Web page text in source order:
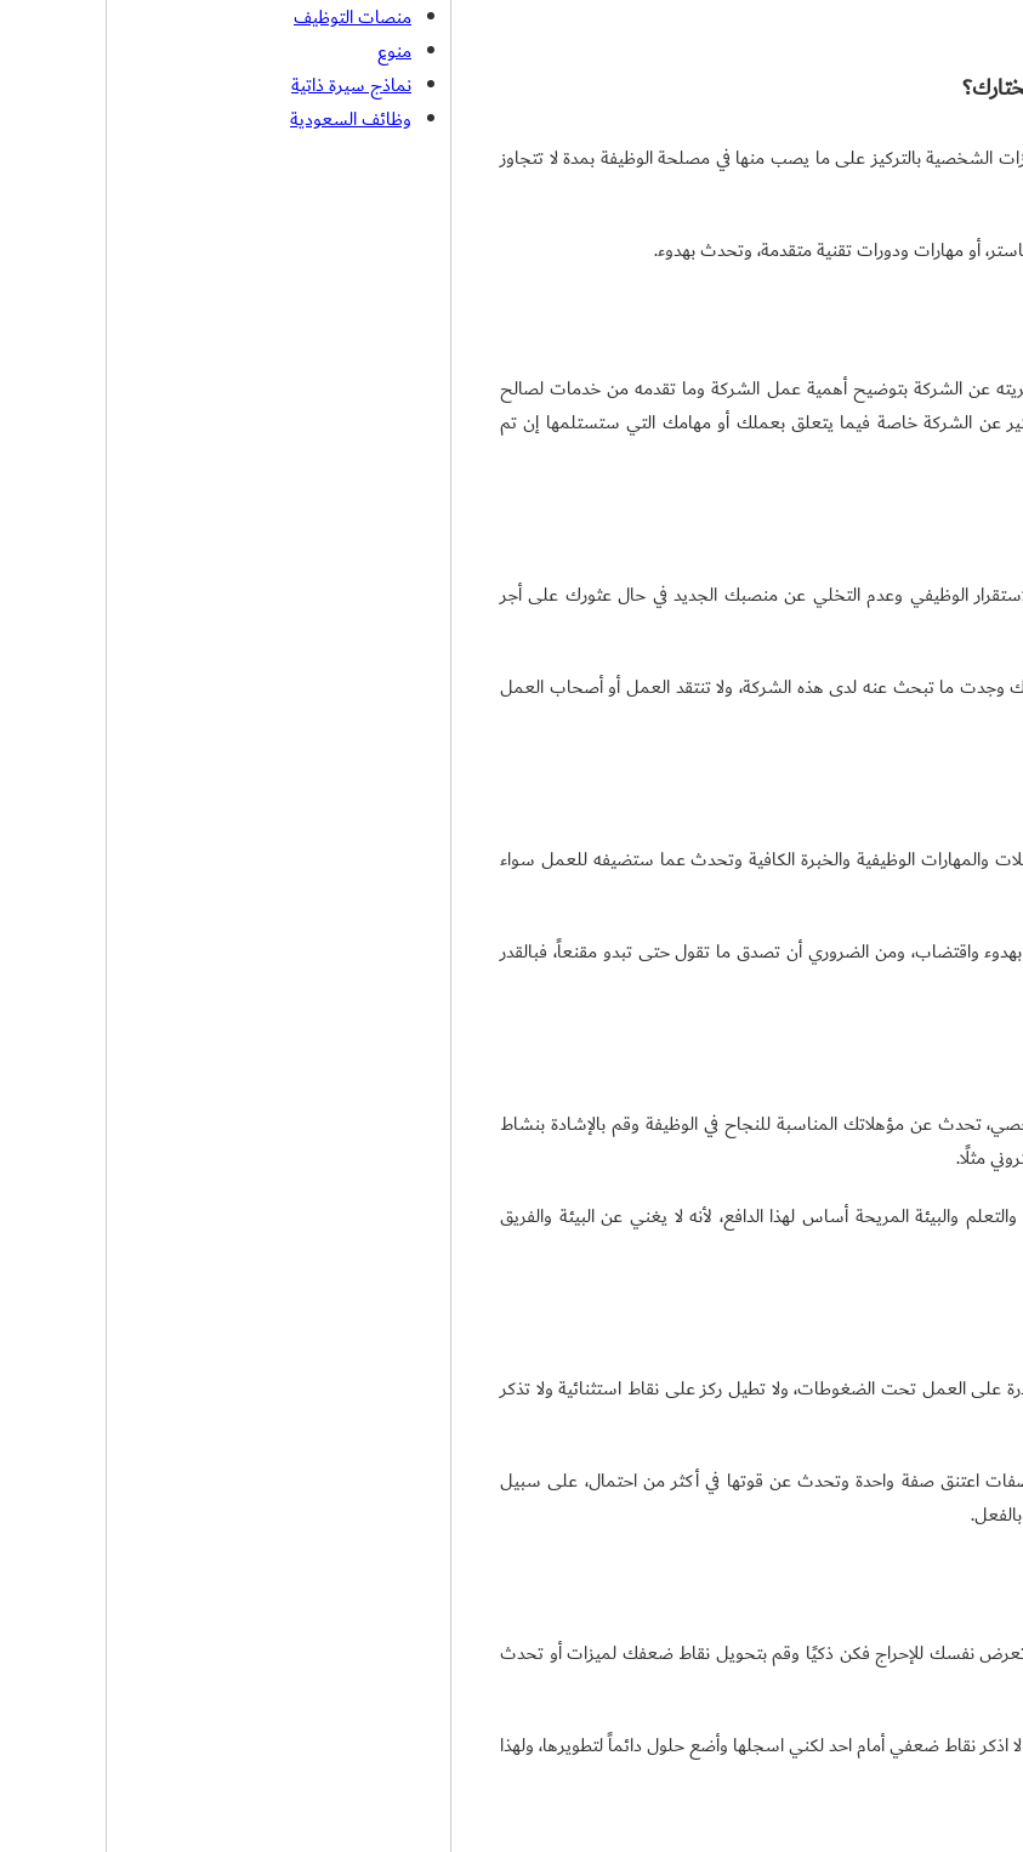
الشخصية بالتركيز على ما يصب منها في مصلحة الوظيفة بمدة لا تتجاوز
أو مهارات ودورات تقنية متقدمة، وتحدث بهدوء.
عن الشركة بتوضيح أهمية عمل الشركة وما تقدمه من خدمات لصالح
عن الشركة خاصة فيما يتعلق بعملك أو مهامك التي ستستلمها إن تم
الوظيفي وعدم التخلي عن منصبك الجديد في حال عثورك على أجر
ما تبحث عنه لدى هذه الشركة، ولا تنتقد العمل أو أصحاب العمل
الوظيفية والخبرة الكافية وتحدث عما ستضيفه للعمل سواء
واقتضاب، ومن الضروري أن تصدق ما تقول حتى تبدو مقنعاً، فبالقدر
تحدث عن مؤهلاتك المناسبة للنجاح في الوظيفة وقم بالإشادة بنشاط
مثلًا.
والبيئة المريحة أساس لهذا الدافع، لأنه لا يغني عن البيئة والفريق
على العمل تحت الضغوطات، ولا تطيل ركز على نقاط استثنائية ولا تذكر
اعتنق صفة واحدة وتحدث عن قوتها في أكثر من احتمال، على سبيل
تعرض نفسك للإحراج فكن ذكيًا وقم بتحويل نقاط ضعفك لميزات أو تحدث
اذكر نقاط ضعفي أمام احد لكني اسجلها وأضع حلول دائماً لتطويرها، ولهذا
منصات التوظيف
منوع
نماذج سيرة ذاتية
وظائف السعودية